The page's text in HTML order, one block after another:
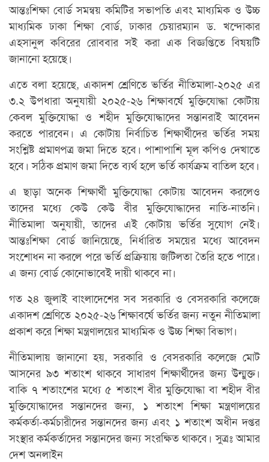
আন্তঃশিক্ষা বোর্ড সমন্বয় কমিটির সভাপতি এবং মাধ্যমিক ও উচ্চ
মাধ্যমিক ঢাকা শিক্ষা বোর্ড, ঢাকার চেয়ারম্যান ড. খন্দোকার
এহসানুল কবিরের রোববার সই করা এক বিজ্ঞপ্তিতে বিষয়টি
জানানো হয়েছে।
এতে বলা হয়েছে, একাদশ শ্রেণিতে ভর্তির নীতিমালা-২০২৫ এর
৩.২ উপধারা অনুযায়ী ২০২৫-২৬ শিক্ষাবর্ষে মুক্তিযোদ্ধা কোটায়
কেবল মুক্তিযোদ্ধা ও শহীদ মুক্তিযোদ্ধাদের সন্তানরাই আবেদন
করতে পারবেন। এ কোটায় নির্বাচিত শিক্ষার্থীদের ভর্তির সময়
সংশ্লিষ্ট প্রমাণপত্র জমা দিতে হবে। পাশাপাশি মূল কপিও দেখাতে
হবে। সঠিক প্রমাণ জমা দিতে ব্যর্থ হলে ভর্তি কার্যক্রম বাতিল হবে।
এ ছাড়া অনেক শিক্ষার্থী মুক্তিযোদ্ধা কোটায় আবেদন করলেও
তাদের মধ্যে কেউ কেউ বীর মুক্তিযোদ্ধাদের নাতি-নাতনি।
নীতিমালা অনুযায়ী, তাদের এই কোটায় ভর্তির সুযোগ নেই।
আন্তঃশিক্ষা বোর্ড জানিয়েছে, নির্ধারিত সময়ের মধ্যে আবেদন
সংশোধন না করলে পরে ভর্তি প্রক্রিয়ায় জটিলতা তৈরি হতে পারে।
এ জন্য বোর্ড কোনোভাবেই দায়ী থাকবে না।
গত ২৪ জুলাই বাংলাদেশের সব সরকারি ও বেসরকারি কলেজে
একাদশ শ্রেণিতে ২০২৫-২৬ শিক্ষাবর্ষে ভর্তির জন্য নতুন নীতিমালা
প্রকাশ করে শিক্ষা মন্ত্রণালয়ের মাধ্যমিক ও উচ্চ শিক্ষা বিভাগ।
নীতিমালায় জানানো হয়, সরকারি ও বেসরকারি কলেজে মোট
আসনের ৯৩ শতাংশ থাকবে সাধারণ শিক্ষার্থীদের জন্য উন্মুক্ত।
বাকি ৭ শতাংশের মধ্যে ৫ শতাংশ বীর মুক্তিযোদ্ধা বা শহীদ বীর
মুক্তিযোদ্ধাদের সন্তানদের জন্য, ১ শতাংশ শিক্ষা মন্ত্রণালয়ের
কর্মকর্তা-কর্মচারীদের সন্তানদের জন্য এবং ১ শতাংশ অধীন দপ্তর
সংস্থার কর্মকর্তাদের সন্তানদের জন্য সংরক্ষিত থাকবে। সুত্রঃ আমার
দেশ অনলাইন